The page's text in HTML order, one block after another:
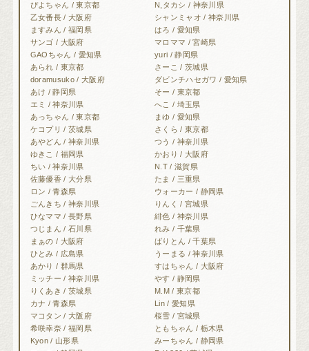
ぴよちゃん / 東京都
N,タカシ / 神奈川県
乙女番長 / 大阪府
シャンミャオ / 神奈川県
ますみん / 福岡県
はろ / 愛知県
サンゴ / 大阪府
マロママ / 宮崎県
GAOちゃん / 愛知県
yuri / 静岡県
あられ / 東京都
さーこ / 茨城県
doramusuko / 大阪府
ダビンチハセガワ / 愛知県
あけ / 静岡県
そー / 東京都
エミ / 神奈川県
へこ / 埼玉県
あっちゃん / 東京都
まゆ / 愛知県
ケコプリ / 茨城県
さくら / 東京都
あやどん / 神奈川県
つう / 神奈川県
ゆきこ / 福岡県
かおり / 大阪府
ちい / 神奈川県
N.T / 滋賀県
佐藤優香 / 大分県
たま / 三重県
ロン / 青森県
ウォーカー / 静岡県
ごんきち / 神奈川県
りんく / 宮城県
ひなママ / 長野県
緋色 / 神奈川県
つじまん / 石川県
れみ / 千葉県
まぁの / 大阪府
ばりとん / 千葉県
ひとみ / 広島県
うーまる / 神奈川県
あかり / 群馬県
すはちゃん / 大阪府
ミッチー / 神奈川県
やす / 静岡県
りくあき / 茨城県
M.M / 東京都
カナ / 青森県
Lin / 愛知県
マコタン / 大阪府
桜雪 / 宮城県
希咲幸奈 / 福岡県
ともちゃん / 栃木県
Kyon / 山形県
みーちゃん / 静岡県